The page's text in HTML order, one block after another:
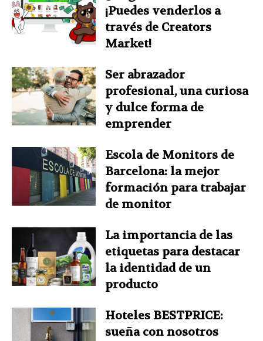
¡Puedes venderlos a
través de Creators
Market!
Ser abrazador
profesional, una curiosa
y dulce forma de
emprender
Escola de Monitors de
Barcelona: la mejor
formación para trabajar
de monitor
La importancia de las
etiquetas para destacar
la identidad de un
producto
Hoteles BESTPRICE:
sueña con nosotros